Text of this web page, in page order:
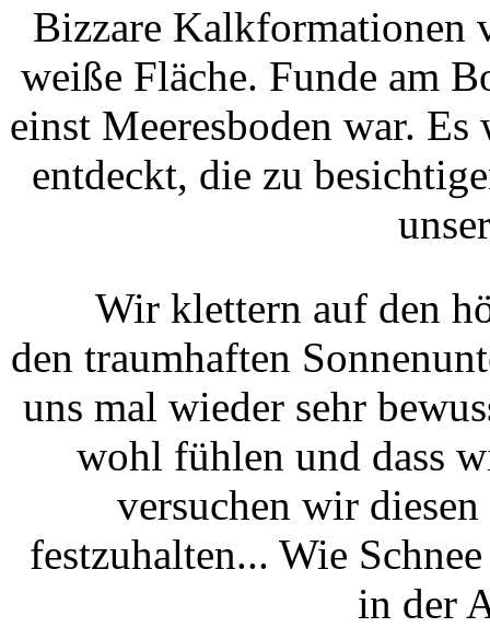
Bizzare Kalkformationen
weiße Fläche. Funde am
einst Meeresboden war.
entdeckt, die zu
Wir klettern auf den
den traumhaften
uns mal wieder sehr
wohl fühlen und dass
versuchen wir
festzuhalten... Wie
in der